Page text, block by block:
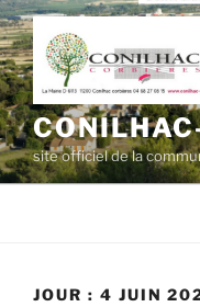
Aller
au
contenu
principal
site officiel de la
JOUR : 4 JUIN